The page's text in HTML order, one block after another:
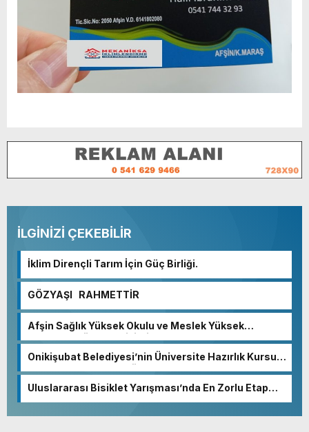
İLGİNİZİ ÇEKEBİLİR
İklim Dirençli Tarım İçin Güç Birliği.
GÖZYAŞI RAHMETTİR
Afşin Sağlık Yüksek Okulu ve Meslek Yüksek
Okulunda görev değişimi!
Onikişubat Belediyesi’nin Üniversite Hazırlık Kursu
başvurularında son gün 7 Ağustos.
Uluslararası Bisiklet Yarışması’nda En Zorlu Etap